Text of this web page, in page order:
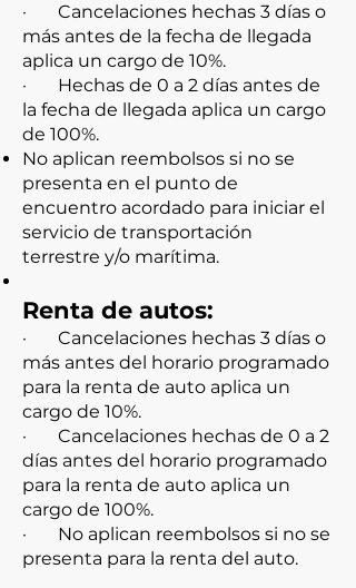
· Cancelaciones hechas 3 días o
más antes de la fecha de llegada
aplica un cargo de 10%.
· Hechas de 0 a 2 días antes de
la fecha de llegada aplica un cargo
de 100%.
No aplican reembolsos si no se
presenta en el punto de
encuentro acordado para iniciar el
servicio de transportación
terrestre y/o marítima.
Renta de autos:
· Cancelaciones hechas 3 días o
más antes del horario programado
para la renta de auto aplica un
cargo de 10%.
· Cancelaciones hechas de 0 a 2
días antes del horario programado
para la renta de auto aplica un
cargo de 100%.
· No aplican reembolsos si no se
presenta para la renta del auto.